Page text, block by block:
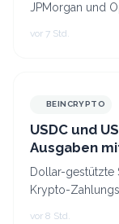
JPMorgan und
benannt, die
vor 7 Std.
BEINCRYPTO
USDC und
Ausgaben
Euro
Dollar-gestützte
Krypto-
vor 8 Std.